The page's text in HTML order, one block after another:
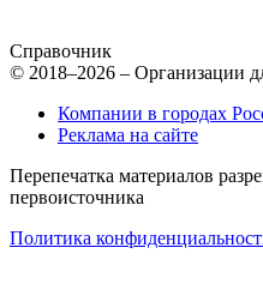
Справочник
© 2018–2026 – Организации
Компании в городах
Реклама на сайте
Перепечатка материалов
первоисточника
Политика